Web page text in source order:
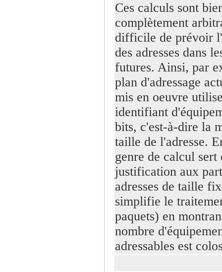
Ces calculs sont
complètement
difficile de prévoir
des adresses dans
futures. Ainsi, par
plan d'adressage
mis en oeuvre
identifiant
bits, c'est-à-dire la
taille de l'adresse.
genre de calcul sert
justification aux
adresses de taille
simplifie le
paquets) en
nombre
adressables est